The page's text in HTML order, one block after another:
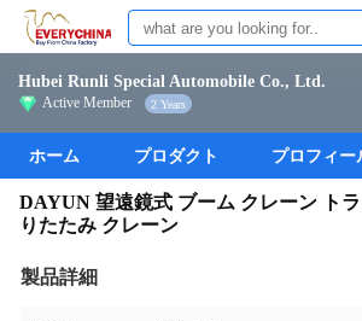
Hubei Runli Special Automobile Co., Ltd.
Active Member 2 Years
ホーム プロダクト プロフィー
DAYUN 望遠鏡式 ブーム クレーン ト
りたたみ クレーン
製品詳細